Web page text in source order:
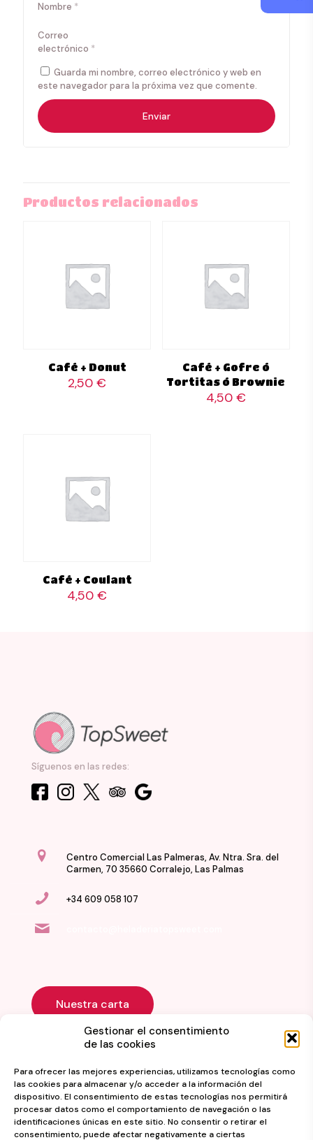
Gestionar el consentimiento
de las cookies
Para ofrecer las mejores experiencias, utilizamos tecnologías como
las cookies para almacenar y/o acceder a la información del
dispositivo. El consentimiento de estas tecnologías nos permitirá
procesar datos como el comportamiento de navegación o las
identificaciones únicas en este sitio. No consentir o retirar el
consentimiento, puede afectar negativamente a ciertas
Nombre *
Correo
electrónico *
Guarda mi nombre, correo electrónico y web en
este navegador para la próxima vez que comente.
Productos relacionados
Café + Donut
2,50€
Café + Gofre ó
Tortitas ó Brownie
4,50 €
Café + Coulant
4,50€
Síguenos en las redes:
Centro Comercial Las Palmeras, Av. Ntra. Sra. del
Carmen, 70 35660 Corralejo, Las Palmas
+34 609 058 107
Nuestra carta